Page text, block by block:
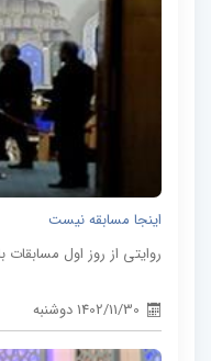
اینجا مسابقه نیست
روایتی از روز اول مسابقات
1402/11/30 دوشنبه